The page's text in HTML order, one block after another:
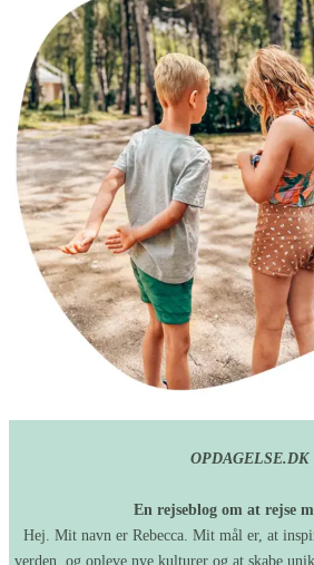
OPDAGELSE.DK
En rejseblog om at rejse
Hej. Mit navn er Rebecca. Mit mål er, at
verden, og opleve nye kulturer og at skabe